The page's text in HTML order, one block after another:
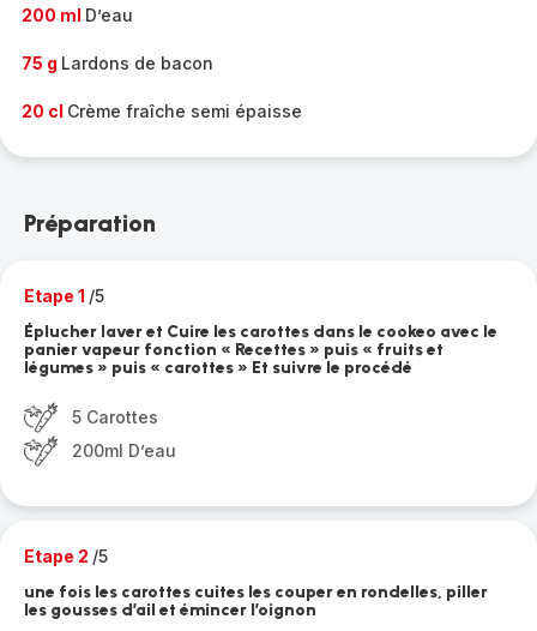
200 ml D’eau
75 g Lardons de bacon
20 cl Crème fraîche semi épaisse
Préparation
Etape 1 /5
Éplucher laver et Cuire les carottes dans le cookeo avec le
panier vapeur fonction « Recettes » puis « fruits et
légumes » puis « carottes » Et suivre le procédé
5 Carottes
200ml D’eau
Etape 2 /5
une fois les carottes cuites les couper en rondelles, piller
les gousses d’ail et émincer l’oignon